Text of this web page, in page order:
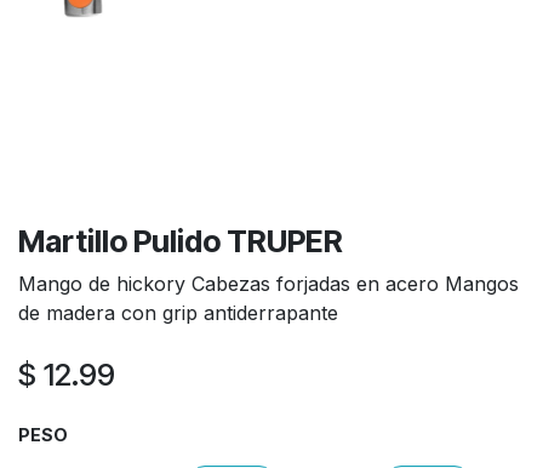
Martillo Pulido TRUPER
Mango de hickory Cabezas forjadas en acero Mangos
de madera con grip antiderrapante
$ 12.99
PESO